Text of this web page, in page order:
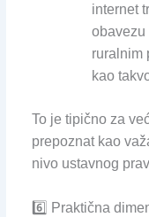
internet
obavezu
ruralnim
kao
To je tipično za
prepoznat kao
nivo ustavnog
6️⃣ Praktična